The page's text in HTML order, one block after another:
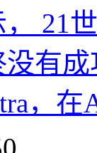
21
有
，